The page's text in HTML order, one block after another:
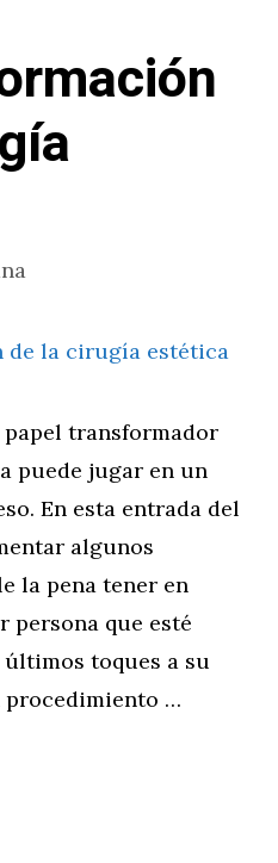
papel transformador
puede jugar en un
En esta entrada del
algunos
la pena tener en
persona que esté
toques a su
procedimiento …